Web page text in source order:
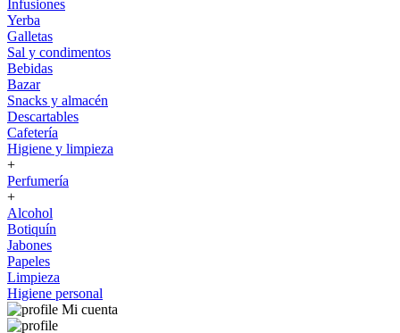
Infusiones
Yerba
Galletas
Sal y condimentos
Bebidas
Bazar
Snacks y almacén
Descartables
Cafetería
Higiene y limpieza
+
Perfumería
+
Alcohol
Botiquín
Jabones
Papeles
Limpieza
Higiene personal
Mi cuenta